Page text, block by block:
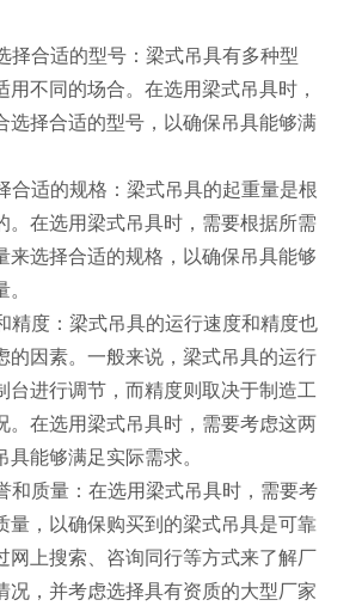
择合适的型号：梁式吊具有多种型
用不同的场合。在选用梁式吊具时，
选择合适的型号，以确保吊具能够满
合适的规格：梁式吊具的起重量是根
。在选用梁式吊具时，需要根据所需
来选择合适的规格，以确保吊具能够
精度：梁式吊具的运行速度和精度也
的因素。一般来说，梁式吊具的运行
台进行调节，而精度则取决于制造工
。在选用梁式吊具时，需要考虑这两
具能够满足实际需求。
和质量：在选用梁式吊具时，需要考
量，以确保购买到的梁式吊具是可靠
网上搜索、咨询同行等方式来了解厂
况，并考虑选择具有资质的大型厂家